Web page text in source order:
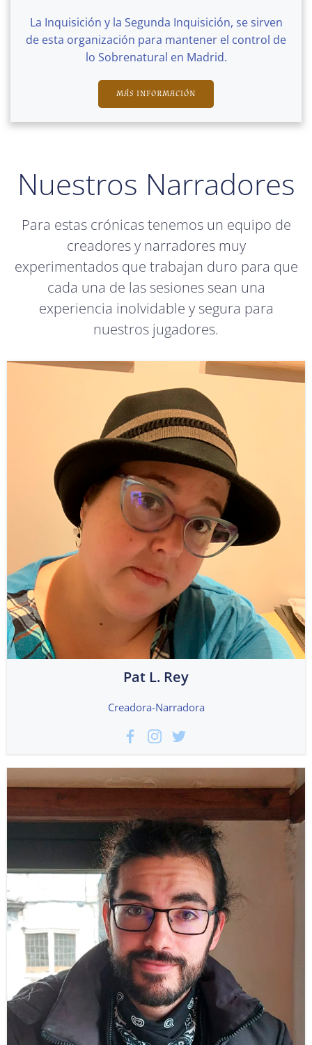
La Inquisición y la Segunda Inquisición, se sirven
de esta organización para mantener el control de
lo Sobrenatural en Madrid.
MÁS INFORMACIÓN
Nuestros Narradores
Para estas crónicas tenemos un equipo de
creadores y narradores muy
experimentados que trabajan duro para que
cada una de las sesiones sean una
experiencia inolvidable y segura para
nuestros jugadores.
Pat L. Rey
Creadora-Narradora